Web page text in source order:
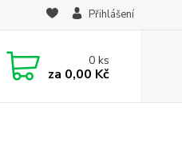
Přihlášení
0ks
za 0,00 Kč